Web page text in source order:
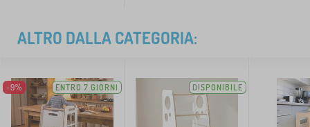
ALTRO DALLA CATEGORIA:
-9% ENTRO 7 GIORNI DISPONIBILE